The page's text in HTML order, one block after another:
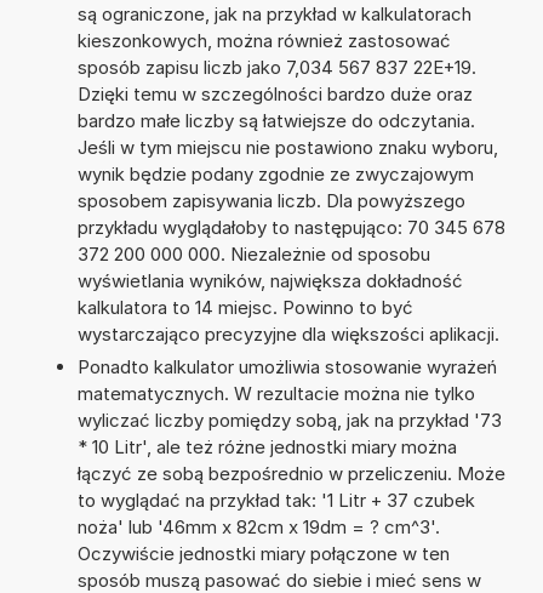
są ograniczone, jak na przykład w kalkulatorach
kieszonkowych, można również zastosować
sposób zapisu liczb jako 7,034 567 837 22E+19.
Dzięki temu w szczególności bardzo duże oraz
bardzo małe liczby są łatwiejsze do odczytania.
Jeśli w tym miejscu nie postawiono znaku wyboru,
wynik będzie podany zgodnie ze zwyczajowym
sposobem zapisywania liczb. Dla powyższego
przykładu wyglądałoby to następująco: 70 345 678
372 200 000 000. Niezależnie od sposobu
wyświetlania wyników, największa dokładność
kalkulatora to 14 miejsc. Powinno to być
wystarczająco precyzyjne dla większości aplikacji.
Ponadto kalkulator umożliwia stosowanie wyrażeń
matematycznych. W rezultacie można nie tylko
wyliczać liczby pomiędzy sobą, jak na przykład '73
* 10 Litr', ale też różne jednostki miary można
łączyć ze sobą bezpośrednio w przeliczeniu. Może
to wyglądać na przykład tak: '1 Litr + 37 czubek
noża' lub '46mm x 82cm x 19dm = ? cm^3'.
Oczywiście jednostki miary połączone w ten
sposób muszą pasować do siebie i mieć sens w